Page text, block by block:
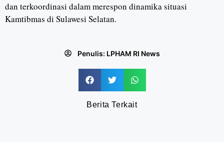
dan terkoordinasi dalam merespon dinamika situasi
Kamtibmas di Sulawesi Selatan.
Penulis: LPHAM RI News
Berita Terkait